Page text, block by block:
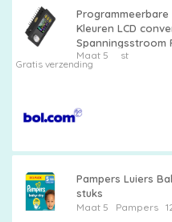
Kleuren LCD
Spanningsstroom
Voedingsmodule
Maat 5 st
Gratis verzending
Pampers Luiers
stuks
Maat 5 Pampers